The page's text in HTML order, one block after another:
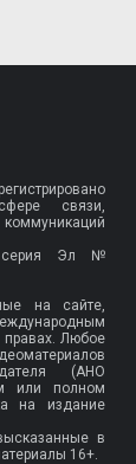
связи,
серия Эл №
на сайте,
правах. Любое
(АНО
или полном
на издание
в
16+.